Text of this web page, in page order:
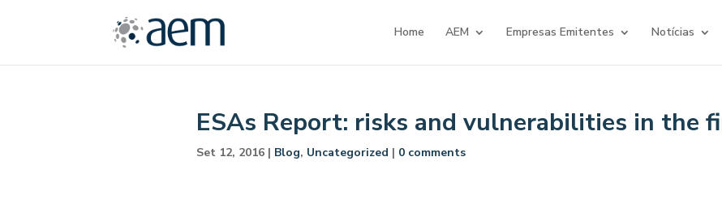
Home AEM Empresas Emitentes Notícias
ESAs Report: risks and vulnerabilities in the
Set 12, 2016| Blog, Uncategorized | 0 comments